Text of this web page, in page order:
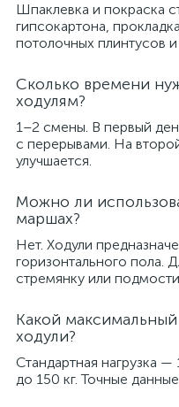
Шпаклевка и покраска
гипсокартона,
потолочных плинтусов и
Сколько времени
ходулям?
1–2 смены. В первый
с перерывами. На
улучшается.
Можно ли
маршах?
Нет. Ходули
горизонтального пола.
стремянку или
Какой
ходули?
Стандартная нагрузка
до 150 кг. Точные